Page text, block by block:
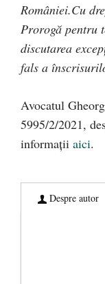
României.Cu
Prorogă pentru
discutarea
fals a
Avocatul
5995/2/2021,
informații aici.
Despre autor